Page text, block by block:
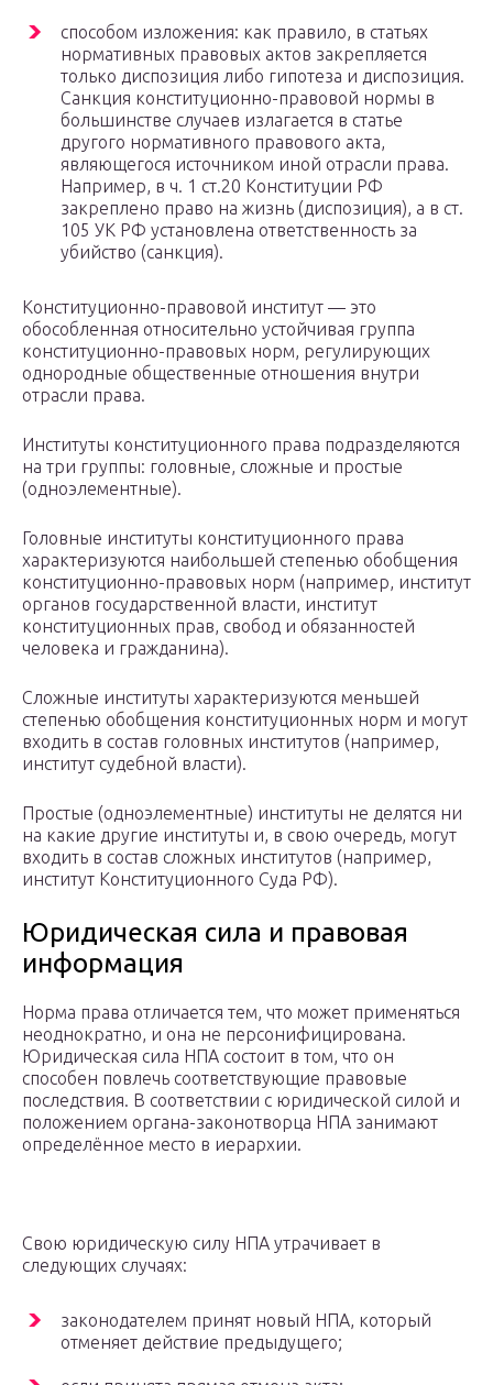
способом изложения: как правило, в статьях
нормативных правовых актов закрепляется
только диспозиция либо гипотеза и диспозиция.
Санкция конституционно-правовой нормы в
большинстве случаев излагается в статье
другого нормативного правового акта,
являющегося источником иной отрасли права.
Например, в ч. 1 ст.20 Конституции РФ
закреплено право на жизнь (диспозиция), а в ст.
105 УК РФ установлена ответственность за
убийство (санкция).
Конституционно-правовой институт — это
обособленная относительно устойчивая группа
конституционно-правовых норм, регулирующих
однородные общественные отношения внутри
отрасли права.
Институты конституционного права подразделяются
на три группы: головные, сложные и простые
(одноэлементные).
Головные институты конституционного права
характеризуются наибольшей степенью обобщения
конституционно-правовых норм (например, институт
органов государственной власти, институт
конституционных прав, свобод и обязанностей
человека и гражданина).
Сложные институты характеризуются меньшей
степенью обобщения конституционных норм и могут
входить в состав головных институтов (например,
институт судебной власти).
Простые (одноэлементные) институты не делятся ни
на какие другие институты и, в свою очередь, могут
входить в состав сложных институтов (например,
институт Конституционного Суда РФ).
Юридическая сила и правовая
информация
Норма права отличается тем, что может применяться
неоднократно, и она не персонифицирована.
Юридическая сила НПА состоит в том, что он
способен повлечь соответствующие правовые
последствия. В соответствии с юридической силой и
положением органа-законотворца НПА занимают
определённое место в иерархии.
Свою юридическую силу НПА утрачивает в
следующих случаях:
законодателем принят новый НПА, который
отменяет действие предыдущего;